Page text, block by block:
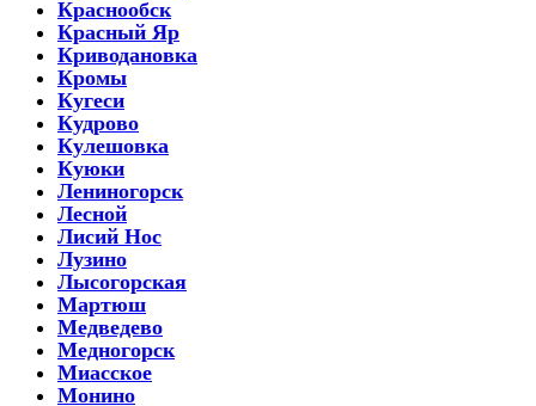
Краснообск
Красный Яр
Криводановка
Кромы
Кугеси
Кудрово
Кулешовка
Куюки
Лениногорск
Лесной
Лисий Нос
Лузино
Лысогорская
Мартюш
Медведево
Медногорск
Миасское
Монино